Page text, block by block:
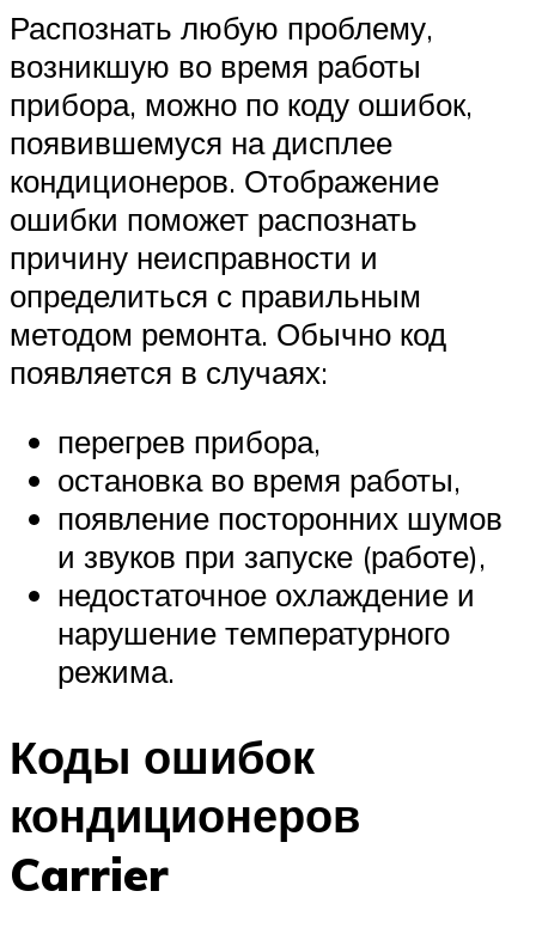
Распознать любую проблему,
возникшую во время работы
прибора, можно по коду ошибок,
появившемуся на дисплее
кондиционеров. Отображение
ошибки поможет распознать
причину неисправности и
определиться с правильным
методом ремонта. Обычно код
появляется в случаях:
перегрев прибора,
остановка во время работы,
появление посторонних шумов
и звуков при запуске (работе),
недостаточное охлаждение и
нарушение температурного
режима.
Коды ошибок
кондиционеров
Carrier